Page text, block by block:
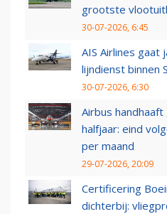
grootste
30-07-2026, 6:45
AIS Airlines gaat
lijndienst binnen
30-07-2026, 6:30
Airbus
halfjaar: eind
per maand
29-07-2026, 20:09
Certificering
dichterbij: